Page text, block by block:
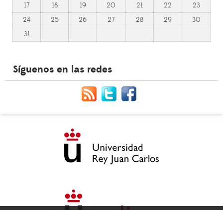
17
18 19 20 21 22
23
24
25 26 27 28 29
30
31
Síguenos en las redes